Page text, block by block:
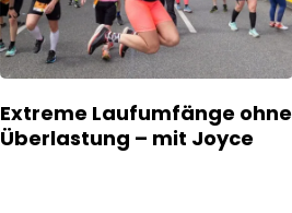
Extreme Laufumfänge ohne
Überlastung – mit Joyce